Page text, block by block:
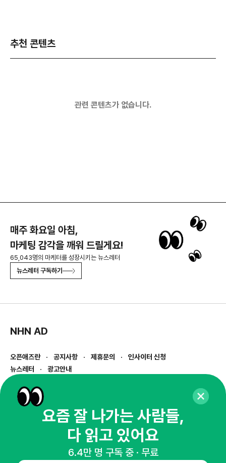
추천 콘텐츠
관련 콘텐츠가 없습니다.
매주 화요일 아침,
마케팅 감각을 깨워 드릴게요!
65,043명의 마케터를 성장시키는 뉴스레터
뉴스레터 구독하기
NHN AD
오픈애즈란 공지사항 제휴문의
인사이터 신청
뉴스레터
광고안내
경기도 성남시 분당구 대왕판교로645번길 16
사업자등록번호 : 144-81-27690(
통신판매업신고번호 : 2014-경기성남-1023
호스팅서비스사업자 : 오픈애즈
1800-2198
openads@openads.co.kr
요즘 잘 나가는 사람들,
다 읽고 있어요
6.4만 명 구독 중 · 무료